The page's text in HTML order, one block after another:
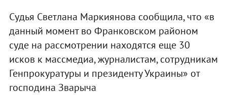
Судья Светлана Маркиянова сообщила, что «в
данный момент во Франковском районом
суде на рассмотрении находятся еще 30
исков к массмедиа, журналистам, сотрудникам
Генпрокуратуры и президенту Украины» от
господина Зварыча